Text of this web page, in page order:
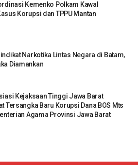
Kemenko Polkam Kawal
Korupsi dan TPPU Mantan
Narkotika Lintas Negara di Batam,
Diamankan
Kejaksaan Tinggi Jawa Barat
Tersangka Baru Korupsi Dana BOS Mts
Agama Provinsi Jawa Barat